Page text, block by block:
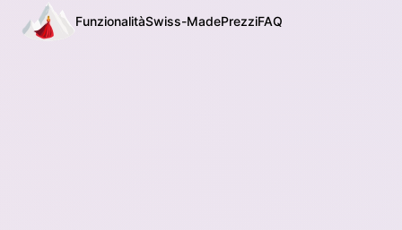
FunzionalitàSwiss-MadePrezziFAQ